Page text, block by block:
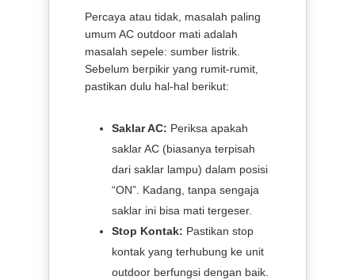
Percaya atau tidak, masalah paling
umum AC outdoor mati adalah
masalah sepele: sumber listrik.
Sebelum berpikir yang rumit-rumit,
pastikan dulu hal-hal berikut:
Saklar AC: Periksa apakah
saklar AC (biasanya terpisah
dari saklar lampu) dalam posisi
“ON”. Kadang, tanpa sengaja
saklar ini bisa mati tergeser.
Stop Kontak: Pastikan stop
kontak yang terhubung ke unit
outdoor berfungsi dengan baik.